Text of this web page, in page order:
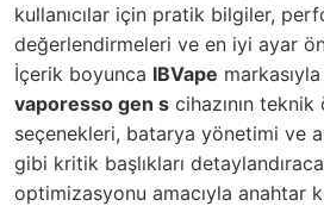
kullanıcılar için pratik bilgiler,
değerlendirmeleri ve en iyi ayar
İçerik boyunca IBVape
vaporesso gen s cihazının
seçenekleri, batarya yönetimi ve
gibi kritik başlıkları
optimizasyonu amacıyla anahtar